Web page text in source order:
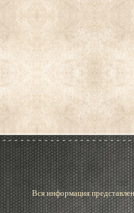
Вся информация